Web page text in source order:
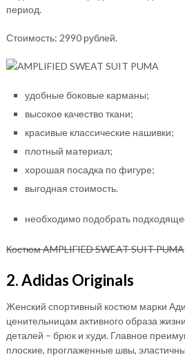
период.
Стоимость: 2990 рублей.
удобные боковые карманы;
высокое качество ткани;
красивые классические нашивки;
плотный материал;
хорошая посадка по фигуре;
выгодная стоимость.
необходимо подобрать
Костюм AMPLIFIED SWEAT SUIT PUMA
2. Adidas Originals
Женский спортивный костюм марки
ценительницам активного образа
деталей – брюк и худи. Главное
плоские, проглаженные швы,